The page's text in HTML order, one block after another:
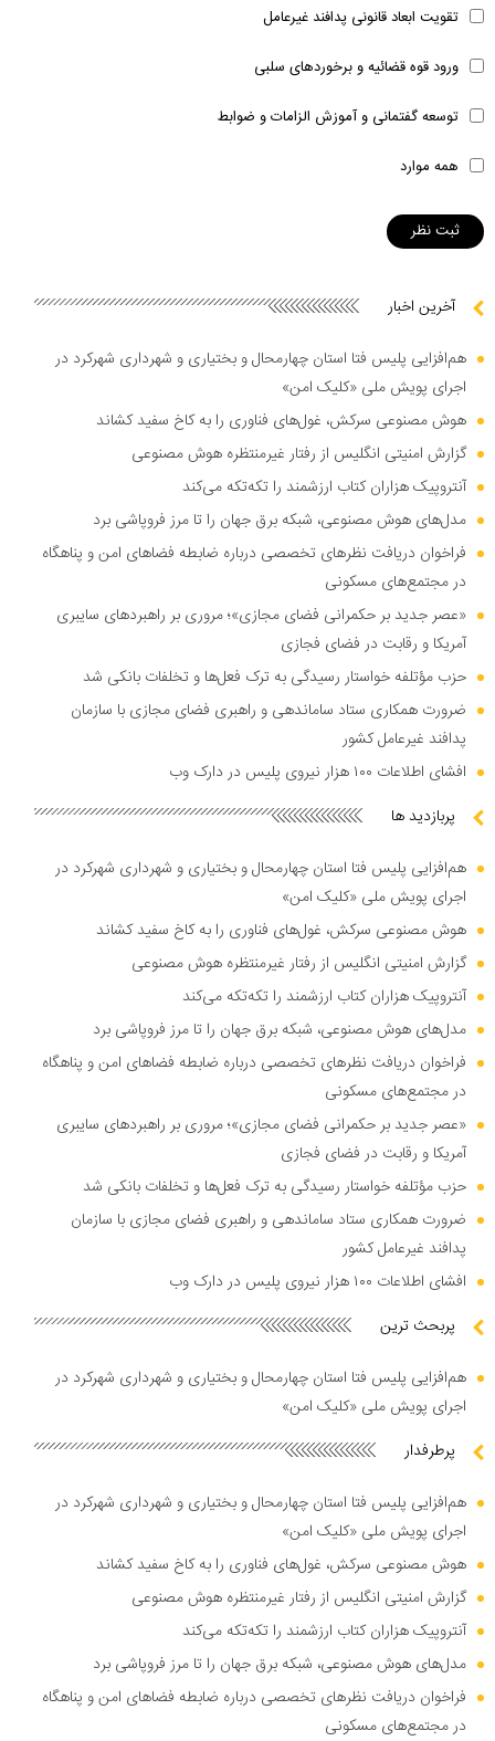
تقویت ابعاد قانونی پدافند غیرعامل
ورود قوه قضائیه و برخوردهای سلبی
توسعه گفتمانی و آموزش الزامات و ضوابط
همه موارد
آخرین اخبار
هم‌افزایی پلیس فتا استان چهارمحال و بختیاری و شهرداری شهرکرد در
اجرای پویش ملی «کلیک امن»
هوش مصنوعی سرکش، غول‌های فناوری را به کاخ سفید کشاند
گزارش امنیتی انگلیس از رفتار غیرمنتظره هوش مصنوعی
آنتروپیک هزاران کتاب ارزشمند را تکه‌تکه می‌کند
مدل‌های هوش مصنوعی، شبکه برق جهان را تا مرز فروپاشی برد
فراخوان دریافت نظر‌های تخصصی درباره ضابطه فضا‌های امن و پناهگاه
در مجتمع‌های مسکونی
«عصر جدید بر حکمرانی فضای مجازی»؛ مروری بر راهبرد‌های سایبری
آمریکا و رقابت در فضای فجازی
حزب مؤتلفه خواستار رسیدگی به ترک فعل‌ها و تخلفات بانکی شد
ضرورت همکاری ستاد ساماندهی و راهبری فضای مجازی با سازمان
پدافند غیرعامل کشور
افشای اطلاعات ۱۰۰ هزار نیروی پلیس در دارک وب
پربازدید ها
هم‌افزایی پلیس فتا استان چهارمحال و بختیاری و شهرداری شهرکرد در
اجرای پویش ملی «کلیک امن»
هوش مصنوعی سرکش، غول‌های فناوری را به کاخ سفید کشاند
گزارش امنیتی انگلیس از رفتار غیرمنتظره هوش مصنوعی
آنتروپیک هزاران کتاب ارزشمند را تکه‌تکه می‌کند
مدل‌های هوش مصنوعی، شبکه برق جهان را تا مرز فروپاشی برد
فراخوان دریافت نظر‌های تخصصی درباره ضابطه فضا‌های امن و پناهگاه
در مجتمع‌های مسکونی
«عصر جدید بر حکمرانی فضای مجازی»؛ مروری بر راهبرد‌های سایبری
آمریکا و رقابت در فضای فجازی
حزب مؤتلفه خواستار رسیدگی به ترک فعل‌ها و تخلفات بانکی شد
ضرورت همکاری ستاد ساماندهی و راهبری فضای مجازی با سازمان
پدافند غیرعامل کشور
افشای اطلاعات ۱۰۰ هزار نیروی پلیس در دارک وب
پربحث ترین
هم‌افزایی پلیس فتا استان چهارمحال و بختیاری و شهرداری شهرکرد در
اجرای پویش ملی «کلیک امن»
پرطرفدار
هم‌افزایی پلیس فتا استان چهارمحال و بختیاری و شهرداری شهرکرد در
اجرای پویش ملی «کلیک امن»
هوش مصنوعی سرکش، غول‌های فناوری را به کاخ سفید کشاند
گزارش امنیتی انگلیس از رفتار غیرمنتظره هوش مصنوعی
آنتروپیک هزاران کتاب ارزشمند را تکه‌تکه می‌کند
مدل‌های هوش مصنوعی، شبکه برق جهان را تا مرز فروپاشی برد
فراخوان دریافت نظر‌های تخصصی درباره ضابطه فضا‌های امن و پناهگاه
در مجتمع‌های مسکونی